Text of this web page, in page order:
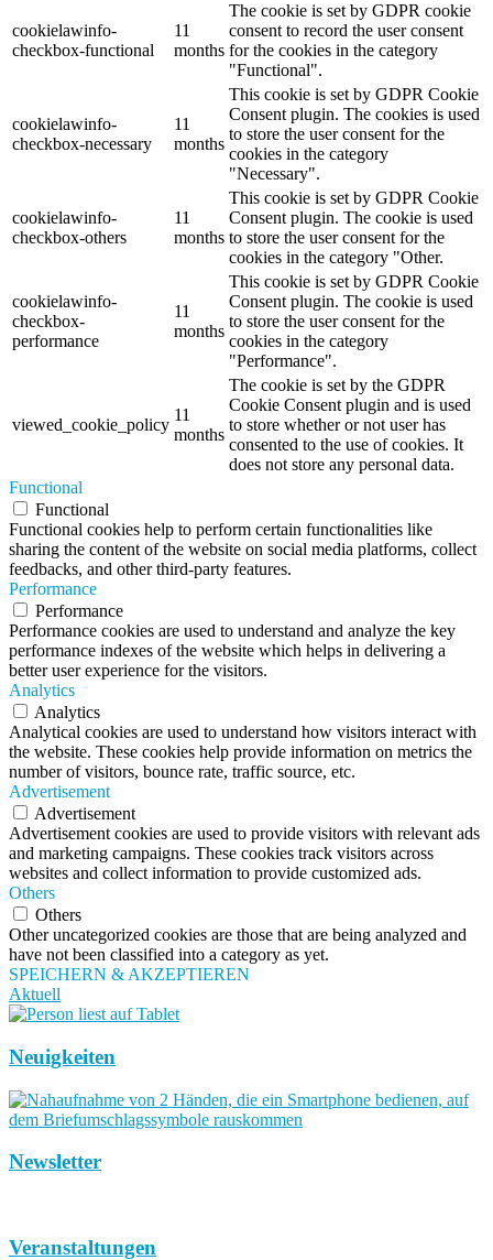
cookielawinfo-
checkbox-functional
11
months
The cookie is set by GDPR cookie
consent to record the user consent
for the cookies in the category
"Functional".
cookielawinfo-
checkbox-necessary
11
months
This cookie is set by GDPR Cookie
Consent plugin. The cookies is used
to store the user consent for the
cookies in the category
"Necessary".
cookielawinfo-
checkbox-others
11
months
This cookie is set by GDPR Cookie
Consent plugin. The cookie is used
to store the user consent for the
cookies in the category "Other.
cookielawinfo-
checkbox-
performance
11
months
This cookie is set by GDPR Cookie
Consent plugin. The cookie is used
to store the user consent for the
cookies in the category
"Performance".
viewed_cookie_policy
11
months
The cookie is set by the GDPR
Cookie Consent plugin and is used
to store whether or not user has
consented to the use of cookies. It
does not store any personal data.
Functional
Functional
Functional cookies help to perform certain functionalities like
sharing the content of the website on social media platforms, collect
feedbacks, and other third-party features.
Performance
Performance
Performance cookies are used to understand and analyze the key
performance indexes of the website which helps in delivering a
better user experience for the visitors.
Analytics
Analytics
Analytical cookies are used to understand how visitors interact with
the website. These cookies help provide information on metrics the
number of visitors, bounce rate, traffic source, etc.
Advertisement
Advertisement
Advertisement cookies are used to provide visitors with relevant ads
and marketing campaigns. These cookies track visitors across
websites and collect information to provide customized ads.
Others
Others
Other uncategorized cookies are those that are being analyzed and
have not been classified into a category as yet.
SPEICHERN & AKZEPTIEREN
Aktuell
Neuigkeiten
Newsletter
Veranstaltungen